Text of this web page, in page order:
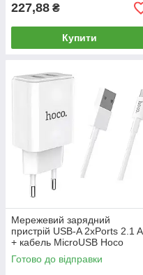
227,88 ₴
Купити
Мережевий зарядний
пристрій USB-A 2xPorts 2.1 A
+ кабель MicroUSB Hoco
Home Charger C62A_Білий
Готово до відправки